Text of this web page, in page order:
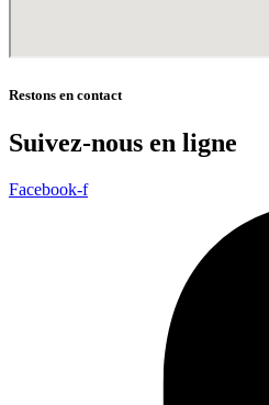
Restons en contact
Suivez-nous en ligne
Facebook-f